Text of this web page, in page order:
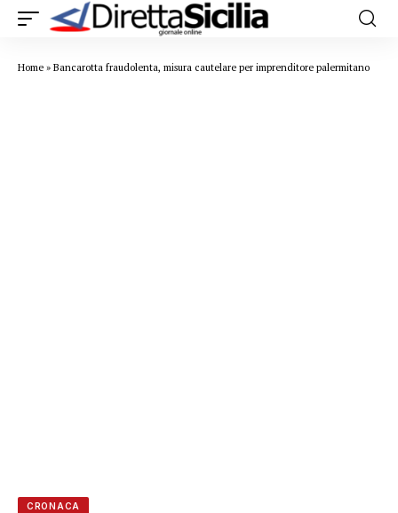
Home » Bancarotta fraudolenta, misura cautelare per imprenditore palermitano
CRONACA